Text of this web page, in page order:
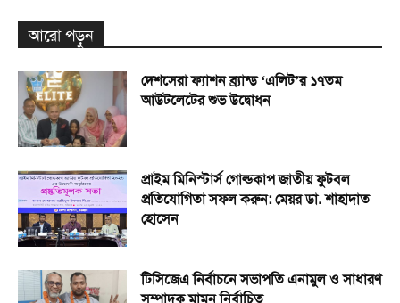
আরো পড়ুন
দেশসেরা ফ্যাশন ব্র্যান্ড ‘এলিট’র ১৭তম
আউটলেটের শুভ উদ্বোধন
প্রাইম মিনিস্টার্স গোল্ডকাপ জাতীয় ফুটবল
প্রতিযোগিতা সফল করুন: মেয়র ডা. শাহাদাত
হোসেন
টিসিজেএ নির্বাচনে সভাপতি এনামুল ও সাধারণ